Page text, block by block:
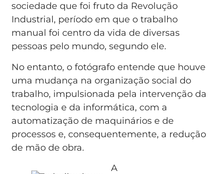
sociedade que foi fruto da Revolução
Industrial, período em que o trabalho
manual foi centro da vida de diversas
pessoas pelo mundo, segundo ele.
No entanto, o fotógrafo entende que houve
uma mudança na organização social do
trabalho, impulsionada pela intervenção da
tecnologia e da informática, com a
automatização de maquinários e de
processos e, consequentemente, a redução
de mão de obra.
A